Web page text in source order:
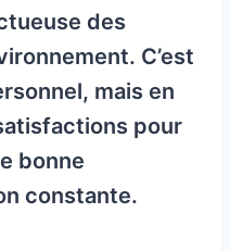
des
C’est
mais en
pour
bonne
constante.